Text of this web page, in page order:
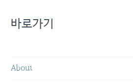
바로가기
About